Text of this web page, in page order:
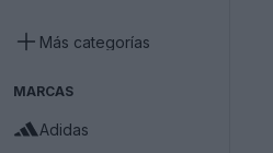
Más categorías
MARCAS
Adidas